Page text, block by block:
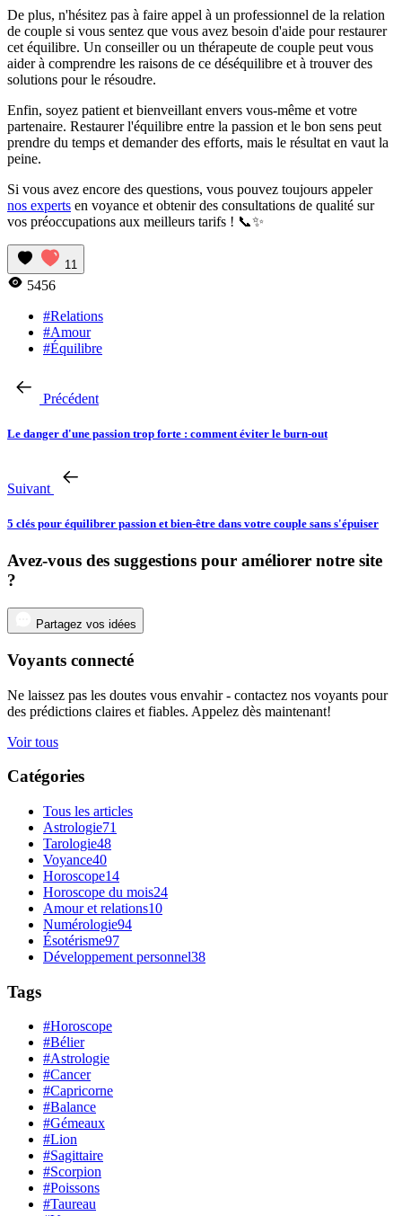
De plus, n'hésitez pas à faire appel à un professionnel de la relation
de couple si vous sentez que vous avez besoin d'aide pour restaurer
cet équilibre. Un conseiller ou un thérapeute de couple peut vous
aider à comprendre les raisons de ce déséquilibre et à trouver des
solutions pour le résoudre.
Enfin, soyez patient et bienveillant envers vous-même et votre
partenaire. Restaurer l'équilibre entre la passion et le bon sens peut
prendre du temps et demander des efforts, mais le résultat en vaut la
peine.
Si vous avez encore des questions, vous pouvez toujours appeler
nos experts en voyance et obtenir des consultations de qualité sur
vos préoccupations aux meilleurs tarifs ! 📞✨
11
5456
#Relations
#Amour
#Équilibre
Précédent
Le danger d'une passion trop forte : comment éviter le burn-out
Suivant
5 clés pour équilibrer passion et bien-être dans votre couple sans s'épuiser
Avez-vous des suggestions pour améliorer notre site
?
Partagez vos idées
Voyants connecté
Ne laissez pas les doutes vous envahir - contactez nos voyants pour
des prédictions claires et fiables. Appelez dès maintenant!
Voir tous
Catégories
Tous les articles
Astrologie71
Tarologie48
Voyance40
Horoscope14
Horoscope du mois24
Amour et relations10
Numérologie94
Ésotérisme97
Développement personnel38
Tags
#Horoscope
#Bélier
#Astrologie
#Cancer
#Capricorne
#Balance
#Gémeaux
#Lion
#Sagittaire
#Scorpion
#Poissons
#Taureau